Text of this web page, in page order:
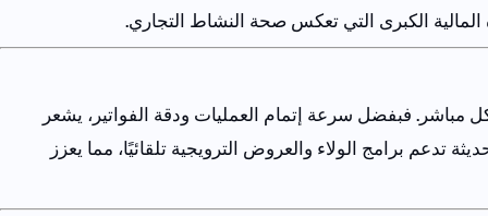
المالية الكبرى التي تعكس صحة النشاط التجاري.
مباشر . فبفضل سرعة إتمام العمليات ودقة الفواتير ، يشعر
تدعم برامج الولاء والعروض الترويجية تلقائيًا، مما يعزز